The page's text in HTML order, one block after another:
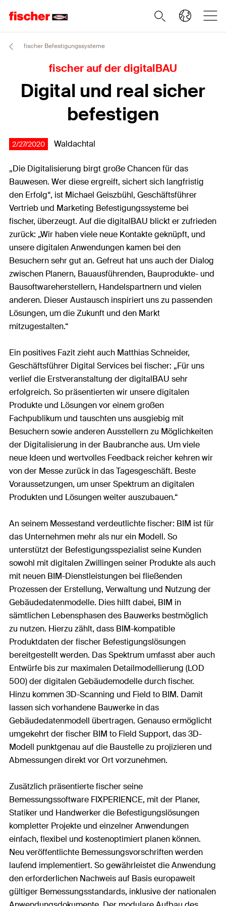
fischer Befestigungssysteme
fischer auf der digitalBAU
Digital und real sicher
befestigen
2/27/2020 Waldachtal
„Die Digitalisierung birgt große Chancen für das
Bauwesen. Wer diese ergreift, sichert sich langfristig
den Erfolg“, ist Michael Geiszbühl, Geschäftsführer
Vertrieb und Marketing Befestigungssysteme bei
fischer, überzeugt. Auf die digitalBAU blickt er zufrieden
zurück: „Wir haben viele neue Kontakte geknüpft, und
unsere digitalen Anwendungen kamen bei den
Besuchern sehr gut an. Gefreut hat uns auch der Dialog
zwischen Planern, Bauausführenden, Bauprodukte- und
Bausoftwareherstellern, Handelspartnern und vielen
anderen. Dieser Austausch inspiriert uns zu passenden
Lösungen, um die Zukunft und den Markt
mitzugestalten.“
Ein positives Fazit zieht auch Matthias Schneider,
Geschäftsführer Digital Services bei fischer: „Für uns
verlief die Erstveranstaltung der digitalBAU sehr
erfolgreich. So präsentierten wir unsere digitalen
Produkte und Lösungen vor einem großen
Fachpublikum und tauschten uns ausgiebig mit
Besuchern sowie anderen Ausstellern zu Möglichkeiten
der Digitalisierung in der Baubranche aus. Um viele
neue Ideen und wertvolles Feedback reicher kehren wir
von der Messe zurück in das Tagesgeschäft. Beste
Voraussetzungen, um unser Spektrum an digitalen
Produkten und Lösungen weiter auszubauen.“
An seinem Messestand verdeutlichte fischer: BIM ist für
das Unternehmen mehr als nur ein Modell. So
unterstützt der Befestigungsspezialist seine Kunden
sowohl mit digitalen Zwillingen seiner Produkte als auch
mit neuen BIM-Dienstleistungen bei fließenden
Prozessen der Erstellung, Verwaltung und Nutzung der
Gebäudedatenmodelle. Dies hilft dabei, BIM in
sämtlichen Lebensphasen des Bauwerks bestmöglich
zu nutzen. Hierzu zählt, dass BIM-kompatible
Produktdaten der fischer Befestigungslösungen
bereitgestellt werden. Das Spektrum umfasst aber auch
Entwürfe bis zur maximalen Detailmodellierung (LOD
500) der digitalen Gebäudemodelle durch fischer.
Hinzu kommen 3D-Scanning und Field to BIM. Damit
lassen sich vorhandene Bauwerke in das
Gebäudedatenmodell übertragen. Genauso ermöglicht
umgekehrt der fischer BIM to Field Support, das 3D-
Modell punktgenau auf die Baustelle zu projizieren und
Abmessungen direkt vor Ort vorzunehmen.
Zusätzlich präsentierte fischer seine
Bemessungssoftware FIXPERIENCE, mit der Planer,
Statiker und Handwerker die Befestigungslösungen
kompletter Projekte und einzelner Anwendungen
einfach, flexibel und kostenoptimiert planen können.
Neu veröffentlichte Bemessungsvorschriften werden
laufend implementiert. So gewährleistet die Anwendung
den erforderlichen Nachweis auf Basis europaweit
gültiger Bemessungsstandards, inklusive der nationalen